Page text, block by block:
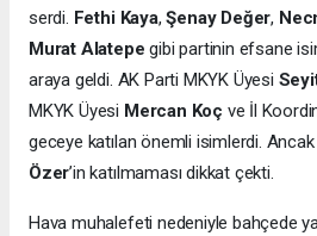
serdi. Fethi Kaya,Şenay Değer,
Murat Alatepe gibi partinin efsane
araya geldi. AK Parti MKYK Üyesi
MKYK Üyesi Mercan Koç ve İl
geceye katılan önemli isimlerdi. Ancak
Özer’in katılmaması dikkat çekti.
Hava muhalefeti nedeniyle bahçede